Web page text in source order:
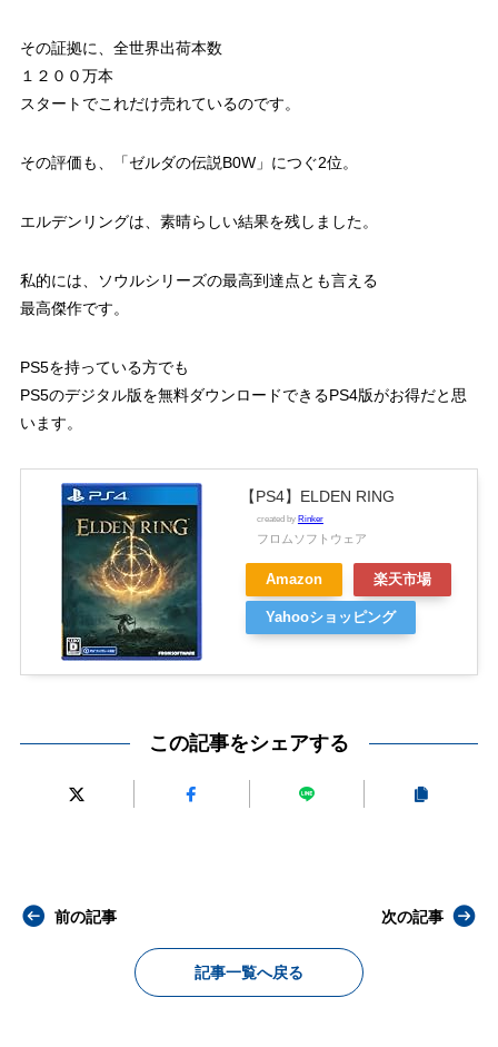
その証拠に、全世界出荷本数
１２００万本
スタートでこれだけ売れているのです。
その評価も、「ゼルダの伝説B0W」につぐ2位。
エルデンリングは、素晴らしい結果を残しました。
私的には、ソウルシリーズの最高到達点とも言える
最高傑作です。
PS5を持っている方でも
PS5のデジタル版を無料ダウンロードできるPS4版がお得だと思
います。
【PS4】ELDEN RING
created by Rinker
フロムソフトウェア
Amazon 楽天市場
Yahooショッピング
この記事をシェアする
前の記事
記事一覧へ戻る
次の記事